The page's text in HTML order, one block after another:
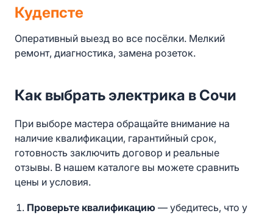
Кудепсте
Оперативный выезд во все посёлки. Мелкий
ремонт, диагностика, замена розеток.
Как выбрать электрика в Сочи
При выборе мастера обращайте внимание на
наличие квалификации, гарантийный срок,
готовность заключить договор и реальные
отзывы. В нашем каталоге вы можете сравнить
цены и условия.
Проверьте квалификацию — убедитесь, что у